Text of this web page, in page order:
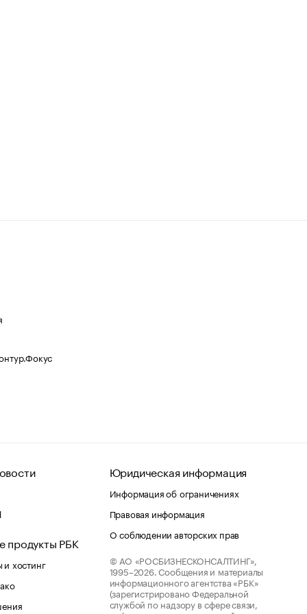
продукты РБК
хостинг
Юридическая информация
Информация об ограничениях
Правовая информация
О соблюдении авторских прав
© АО «РОСБИЗНЕСКОНСАЛТИНГ»,
1995–2026. Сообщения и материалы
информационного агентства «РБК»
(зарегистрировано Федеральной
службой по надзору в сфере связи,